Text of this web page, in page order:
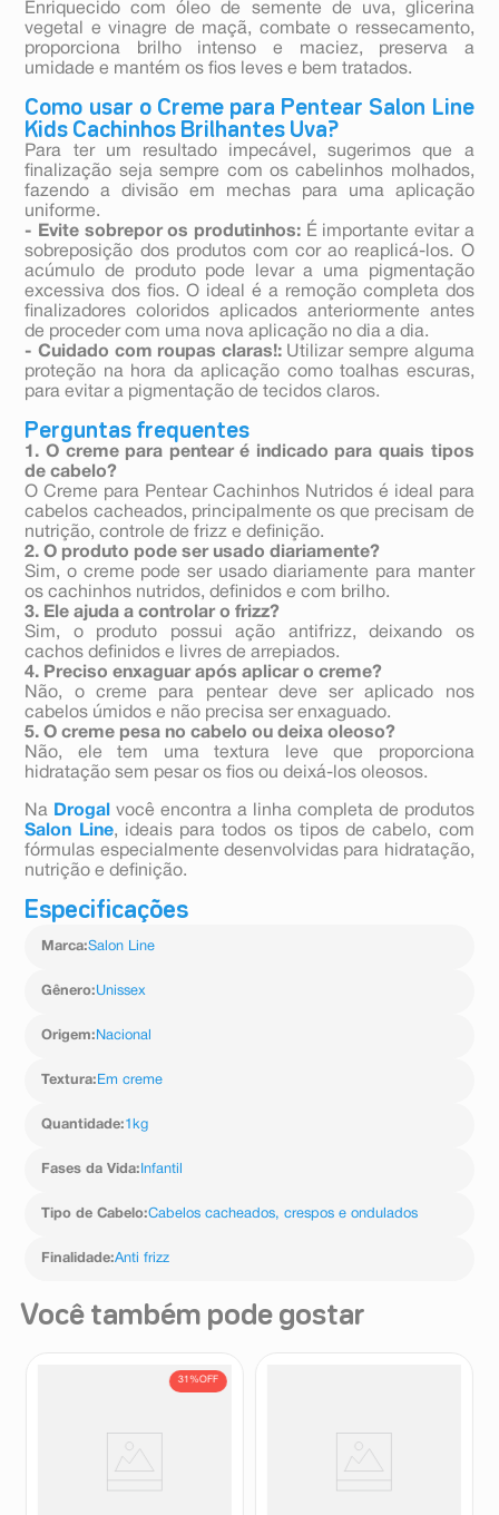
Enriquecido com óleo de semente de uva, glicerina
vegetal e vinagre de maçã, combate o ressecamento,
proporciona brilho intenso e maciez, preserva a
umidade e mantém os fios leves e bem tratados.
Como usar o Creme para Pentear Salon Line
Kids Cachinhos Brilhantes Uva?
Para ter um resultado impecável, sugerimos que a
finalização seja sempre com os cabelinhos molhados,
fazendo a divisão em mechas para uma aplicação
uniforme.
- Evite sobrepor os produtinhos: É importante evitar a
sobreposição dos produtos com cor ao reaplicá-los. O
acúmulo de produto pode levar a uma pigmentação
excessiva dos fios. O ideal é a remoção completa dos
finalizadores coloridos aplicados anteriormente antes
de proceder com uma nova aplicação no dia a dia.
- Cuidado com roupas claras!:Utilizar sempre alguma
proteção na hora da aplicação como toalhas escuras,
para evitar a pigmentação de tecidos claros.
Perguntas frequentes
1. O creme para pentear é indicado para quais tipos
de cabelo?
O Creme para Pentear Cachinhos Nutridos é ideal para
cabelos cacheados, principalmente os que precisam de
nutrição, controle de frizz e definição.
2. O produto pode ser usado diariamente?
Sim, o creme pode ser usado diariamente para manter
os cachinhos nutridos, definidos e com brilho.
3. Ele ajuda a controlar o frizz?
Sim, o produto possui ação antifrizz, deixando os
cachos definidos e livres de arrepiados.
4. Preciso enxaguar após aplicar o creme?
Não, o creme para pentear deve ser aplicado nos
cabelos úmidos e não precisa ser enxaguado.
5. O creme pesa no cabelo ou deixa oleoso?
Não, ele tem uma textura leve que proporciona
hidratação sem pesar os fios ou deixá-los oleosos.
Na Drogal
você encontra a linha completa de produtos
Salon Line, ideais para todos os tipos de cabelo, com
fórmulas especialmente desenvolvidas para hidratação,
nutrição e definição.
Especificações
Marca:Salon Line
Gênero:Unissex
Origem: Nacional
Textura: Em creme
Quantidade:1kg
Fases da Vida: Infantil
Tipo de Cabelo:Cabelos cacheados, crespos e ondulados
Finalidade:Anti frizz
Você também pode gostar
31%OFF